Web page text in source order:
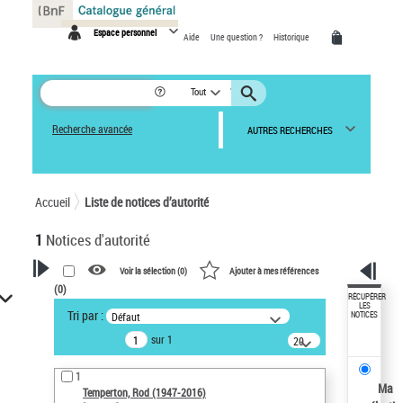
Espace personnel Aide Une question ? Historique
Tout
Recherche avancée AUTRES RECHERCHES
Accueil Liste de notices d’autorité
1 Notices d'autorité
VOTRE RECHERCHE
Recherche avancée dans les
notices d’autorité
Œuvres liées à l'auteur :
Temperton, Rod (1947-2016)
Voir la sélection (0) Ajouter à mes références
(0)
Tri par : Défaut
sur 1
20
résultats/page
1
Temperton, Rod (1947-2016)
RÉCUPÉRER
LES
NOTICES
Ma
Panneau de gestion des cookies